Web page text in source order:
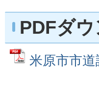
PDFダ
米原市市